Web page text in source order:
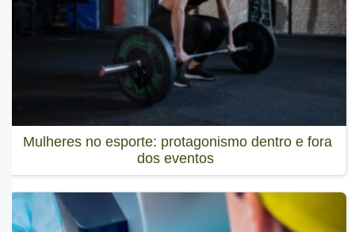
Mulheres no esporte: protagonismo dentro e fora
dos eventos